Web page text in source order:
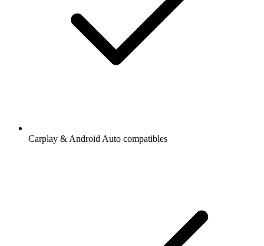
Carplay & Android Auto compatibles